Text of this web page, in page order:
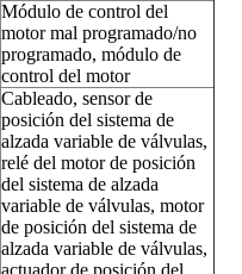
Módulo de control del
motor mal programado/no
programado, módulo de
control del motor
Cableado, sensor de
posición del sistema de
alzada variable de válvulas,
relé del motor de posición
del sistema de alzada
variable de válvulas, motor
de posición del sistema de
alzada variable de válvulas,
actuador de posición del